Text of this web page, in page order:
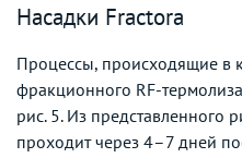
Насадки Fractora
Процессы, происходящие в
фракционного RF-
рис. 5. Из представленного
проходит через 4–7 дней